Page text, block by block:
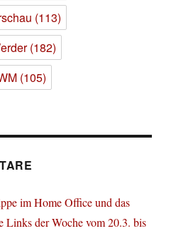
(113)
(182)
(105)
im Home Office und das
Links der Woche vom 20.3. bis